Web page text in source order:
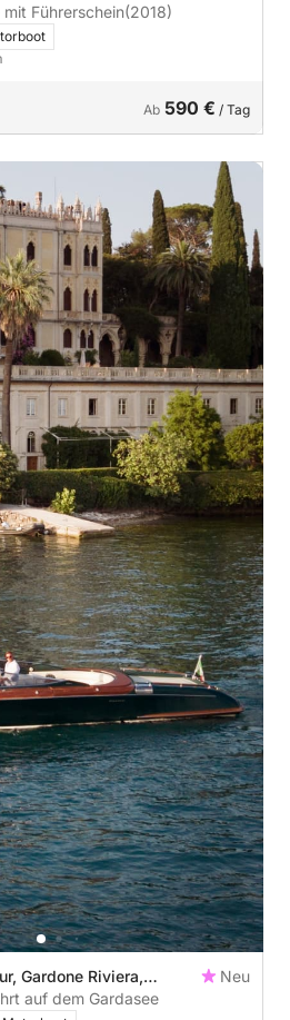
mit Führerschein(2018)
Ab 590 € / Tag
Gardone Riviera,
Neu
auf dem Gardasee